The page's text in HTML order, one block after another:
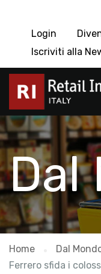
Login
Iscriviti alla
Dal
Home
Dal
Ferrero sfida i